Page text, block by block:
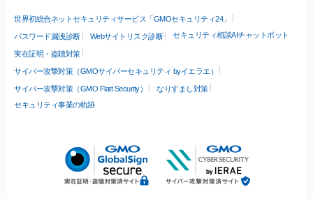
世界初総合ネットセキュリティサービス「GMOセキュリティ24」
パスワード漏洩診断 Webサイトリスク診断 セキュリティ相談AIチャットボット
実在証明・盗聴対策
サイバー攻撃対策（GMOサイバーセキュリティ byイエラエ）
サイバー攻撃対策（GMO Flatt Security）
なりすまし対策
セキュリティ事業の軌跡